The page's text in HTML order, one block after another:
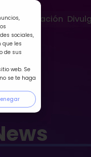
sociales,
que les
de sus
web. Se
se te haga
Formación